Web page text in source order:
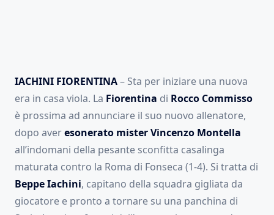
IACHINI FIORENTINA– Sta per iniziare una nuova
era in casa viola. La Fiorentina di Rocco Commisso
è prossima ad annunciare il suo nuovo allenatore,
dopo averesonerato mister Vincenzo Montella
all’indomani della pesante sconfitta casalinga
maturata contro la Roma di Fonseca (1-4). Si tratta di
Beppe Iachini, capitano della squadra gigliata da
giocatore e pronto a tornare su una panchina di